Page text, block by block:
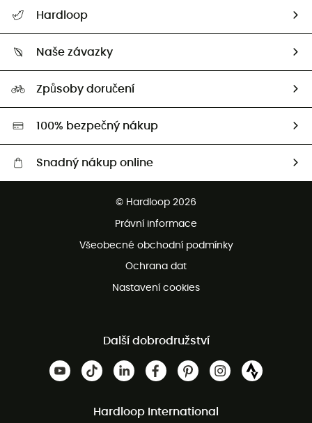
Vrácení zboží a peněz
Hardloop
Naši Ambasadoři
Naše závazky
Second hand
Způsoby doručení
100% bezpečný nákup
Snadný nákup online
Bezplatná zákaznická služba
© Hardloop 2026
Právní informace
Všeobecné obchodní podmínky
Ochrana dat
Nastavení cookies
Další dobrodružství
Hardloop International